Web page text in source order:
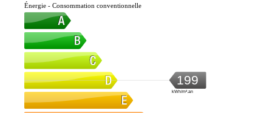
Énergie - Consommation conventionnelle
199
kWh/m².an